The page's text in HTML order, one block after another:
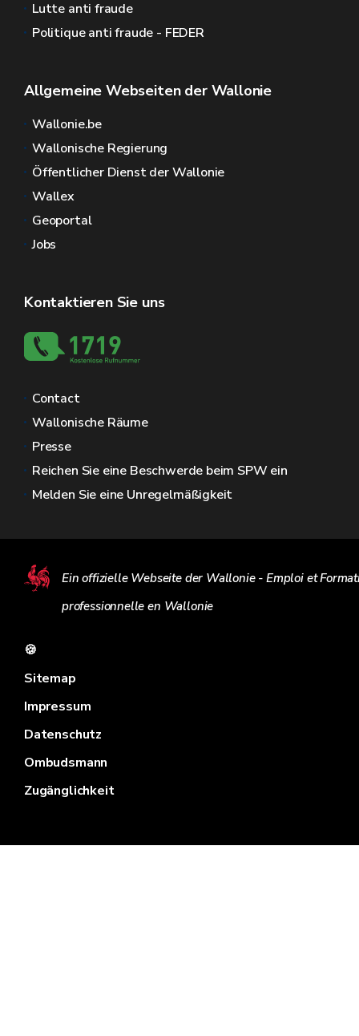
Lutte anti fraude
Politique anti fraude - FEDER
Allgemeine Webseiten der Wallonie
Wallonie.be
Wallonische Regierung
Öffentlicher Dienst der Wallonie
Wallex
Geoportal
Jobs
Kontaktieren Sie uns
Contact
Wallonische Räume
Presse
Reichen Sie eine Beschwerde beim SPW ein
Melden Sie eine Unregelmäßigkeit
Ein offizielle Webseite der Wallonie - Emploi et
professionnelle en Wallonie
🍪
Sitemap
Impressum
Datenschutz
Ombudsmann
Zugänglichkeit